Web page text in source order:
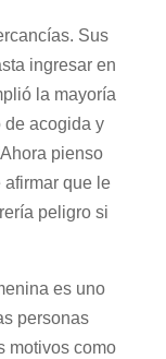
Sus
ingresar en
la mayoría
de acogida y
pienso
afirmar que le
peligro si
es uno
personas
motivos como